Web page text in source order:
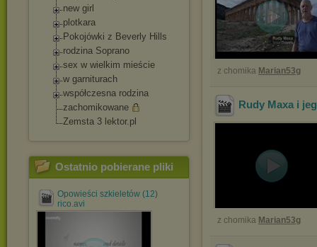
new girl
plotkara
Pokojówki z Beverly Hills
rodzina Soprano
sex w wielkim mieście
w garniturach
współczesna rodzina
zachomikowane
Zemsta 3 lektor.pl
Ostatnio pobierane pliki
Opowieści szkieletów (12)
rico.avi
z chomika Marian53g
Rudy Maxa i
z chomika Marian53g